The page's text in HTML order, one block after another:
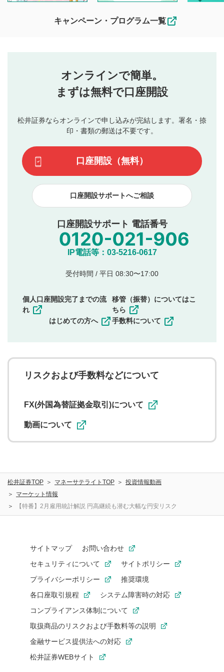
投稿するボタン
星で評価をすると投稿できます。（お名前とコメント
3
動画の評価
です）
待ちしております。
なお、投稿をもって、本注意事項に同意されたものとみなし
行ってください。
当社は、利用者同士、もしくは利用者と第三者間のトラ
ブルによって生じた損害に対して一切の責任を負いませ
評価およびコメントは当社にて審査のうえ、掲載となり
ます。掲載されるまでに日数がかかる場合や掲載されない
てはお答えできません。各動画コンテンツへの掲載をもっ
て結果のご連絡といたします。ご了承ください。
下記の項目に該当すると判断された投稿内容は、掲載を
見合わせる場合がございます。
本動画コンテンツとは無関係の内容の投稿
他者への誹謗中傷や差別的表現投稿
公序良俗に反する内容の投稿
氏名、住所、電話番号など個人を特定できる情報の
他のサイトへの誘導や営利目的、広告・宣伝を目
他者の権利（商標、著作権、その他の知的財産
その他当社が不適切と判断した投稿
一度投稿した評価およびコメントの変更・削除はできま
ことを承諾したものとします。また、利用者は、コメント
に関する著作者人格権を行使しないことに同意します。利
用者が投稿したコメントは、当社サービスの広告・宣伝、
ることがあります。
キャンペーン・プログラム一覧
オンラインで簡単。
まずは無料で口座開設
松井証券ならオンラインで申し込みが完結します。署名・捺
印・書類の郵送は不要です。
口座開設（無料）
口座開設サポートへご相談
口座開設サポート 電話番号
IP電話等：03-5216-0617
受付時間 / 平日 08:30〜17:00
個人口座開設完了までの流
れ
はじめての方へ
移管（振替）についてはこ
ちら
手数料について
リスクおよび手数料などについて
FX(外国為替証拠金取引)について
動画について
松井証券TOP マネーサテライトTOP
投資情報動画
マーケット情報
【特番】2月雇用統計解説 円高継続も潜む大幅な円安リスク
サイトマップ
お問い合わせ
セキュリティについて
サイトポリシー
プライバシーポリシー
推奨環境
各口座取引規程
システム障害時の対応
コンプライアンス体制について
取扱商品のリスクおよび手数料等の説明
金融サービス提供法への対応
松井証券WEBサイト